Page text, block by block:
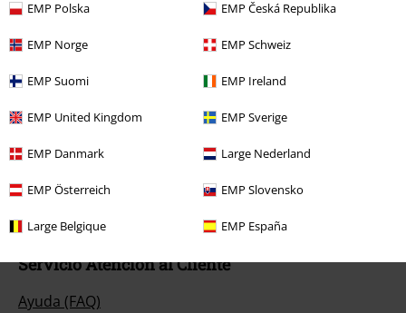
EMP Polska EMP Česká Republika
EMP Norge EMP Schweiz
EMP Suomi EMP Ireland
EMP United Kingdom EMP Sverige
EMP Danmark Large Nederland
EMP Österreich EMP Slovensko
Large Belgique EMP España
Nuestro servicio de atención al cliente está a tu
disposición
Nuestro servicio de atención al cliente estará hoy disponible de 09:00
a 17:00.Más información
Servicio Atención al Cliente
Ayuda (FAQ)